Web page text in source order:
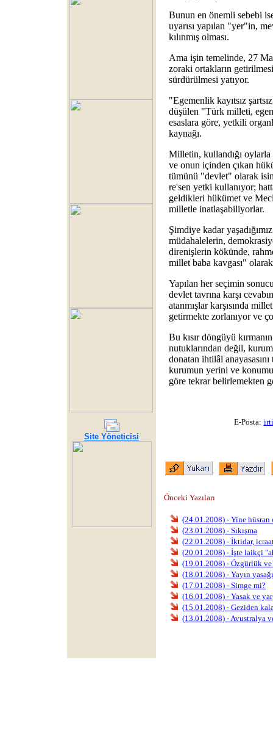
Site Yöneticisi
Bunun en önemli sebebi
uyarısı yapılan "yer"in,
kılınmış olması.
Ama işin temelinde, 27
zoraki ortakların
sürdürülmesi yatıyor.
"Egemenlik kayıtsız
düşülen "Türk milleti,
esaslara göre, yetkili
kaynağı.
Milletin, kullandığı
ve onun içinden çıkan
tümünü "devlet" olarak
re'sen yetki kullanıyor;
geldikleri hükümet ve
milletle inatlaşabiliyorlar.
Şimdiye kadar
müdahalelerin,
direnişlerin kökünde,
millet baba kavgası"
Yapılan her seçimin
devlet tavrına karşı
atanmışlar karşısında
getirmekte zorlanıyor ve
Bu kısır döngüyü
nutuklarından değil,
donatan ihtilâl
kurumun yerini ve
göre tekrar belirlemekten
E-Posta:
Önceki Yazıları
(24.01.2008) - Yine hüsran
(23.01.2008) - Sıkışma
(22.01.2008) - İktidar,
(20.01.2008) - İşte laikçi
(19.01.2008) - Özgürlük
(18.01.2008) - Yayın yasağı
(17.01.2008) - Simge mi?
(16.01.2008) - Yasak ve
(15.01.2008) - Geziden
(13.01.2008) - Avustralya